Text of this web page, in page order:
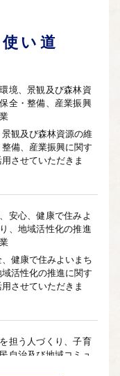
い道
環境、景観及び森林資
全・整備、産業振興
景観及び森林資源の維
備、産業振興に関す
させていただきま
安心、健康で住みよ
、地域活性化の推進
健康で住みよいまち
活性化の推進に関す
させていただきま
を担う人づくり、子育
自治及び地域コミュ